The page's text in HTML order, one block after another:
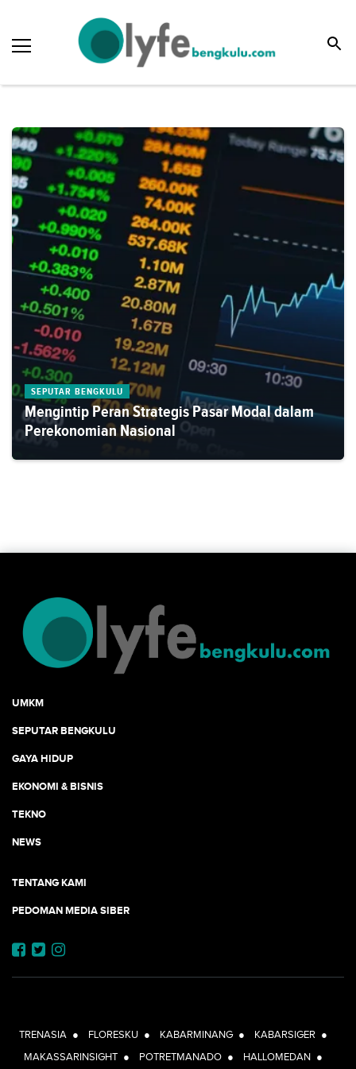
SEPUTAR BENGKULU
Mengintip Peran Strategis Pasar Modal dalam
Perekonomian Nasional
UMKM
SEPUTAR BENGKULU
GAYA HIDUP
EKONOMI & BISNIS
TEKNO
NEWS
TENTANG KAMI
PEDOMAN MEDIA SIBER
TRENASIA ● FLORESKU ● KABARMINANG ● KABARSIGER ●
MAKASSARINSIGHT ● POTRETMANADO ● HALLOMEDAN ●